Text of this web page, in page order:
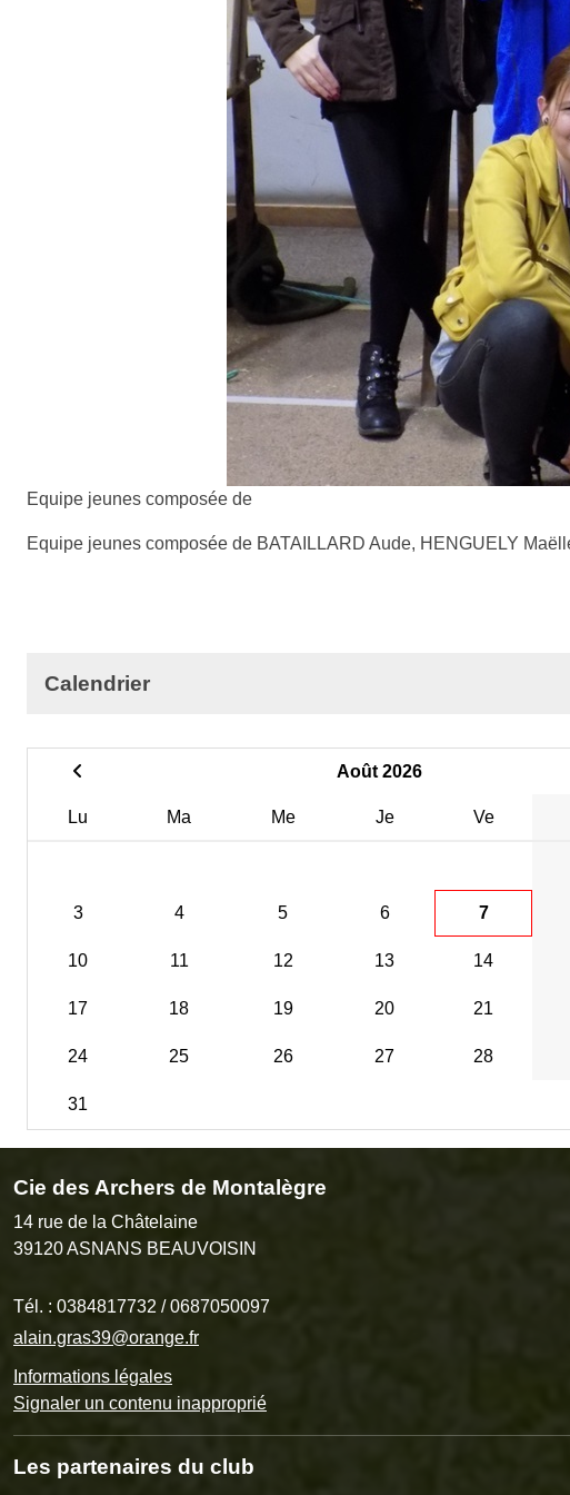
Equipe jeunes composée de
Equipe jeunes composée de BATAILLARD Aude, HENGUELY
Calendrier
Août 2026
Lu Ma Me Je Ve
3 4 5 6 7
10 11 12 13 14
17 18 19 20 21
24 25 26 27 28
31
Cie des Archers de Montalègre
14 rue de la Châtelaine
39120ASNANS BEAUVOISIN
Tél. : 0384817732 / 0687050097
alain.gras39@orange.fr
Informations légales
Signaler un contenu inapproprié
Les partenaires du club